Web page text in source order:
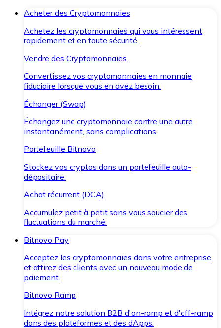
Acheter des Cryptomonnaies
Achetez les cryptomonnaies qui vous intéressent
rapidement et en toute sécurité.
Vendre des Cryptomonnaies
Convertissez vos cryptomonnaies en monnaie
fiduciaire lorsque vous en avez besoin.
Échanger (Swap)
Échangez une cryptomonnaie contre une autre
instantanément, sans complications.
Portefeuille Bitnovo
Stockez vos cryptos dans un portefeuille auto-
dépositaire.
Achat récurrent (DCA)
Accumulez petit à petit sans vous soucier des
fluctuations du marché.
Bitnovo Pay
Acceptez les cryptomonnaies dans votre entreprise
et attirez des clients avec un nouveau mode de
paiement.
Bitnovo Ramp
Intégrez notre solution B2B d'on-ramp et d'off-ramp
dans des plateformes et des dApps.